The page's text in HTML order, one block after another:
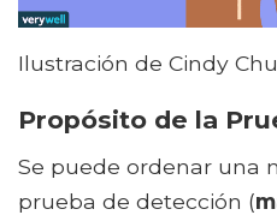
Ilustración de Cindy
Propósito de la
Se puede ordenar una
prueba de detección (